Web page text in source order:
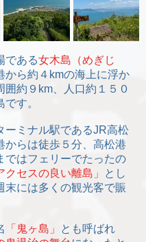
である女木島（めぎじ
から約４kmの海上に浮か
囲約９km、人口約１５０
です。
ーミナル駅であるJR高松
からは徒歩５分、高松港
ではフェリーでたったの
クセスの良い離島」
とし
末には多くの観光客で賑
「鬼ヶ島」
とも呼ばれ